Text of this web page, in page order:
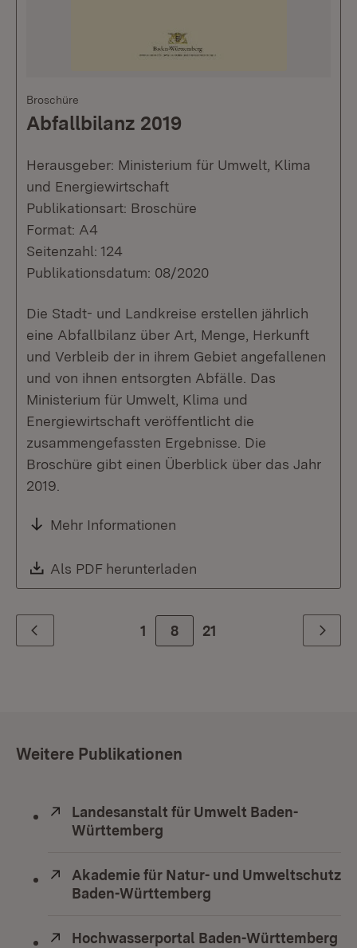
Broschüre
Abfallbilanz 2019
Herausgeber: Ministerium für Umwelt, Klima
und Energiewirtschaft
Publikationsart: Broschüre
Format: A4
Seitenzahl: 124
Publikationsdatum: 08/2020
Die Stadt- und Landkreise erstellen jährlich
eine Abfallbilanz über Art, Menge, Herkunft
und Verbleib der in ihrem Gebiet angefallenen
und von ihnen entsorgten Abfälle. Das
Ministerium für Umwelt, Klima und
Energiewirtschaft veröffentlicht die
zusammengefassten Ergebnisse. Die
Broschüre gibt einen Überblick über das Jahr
2019.
Mehr Informationen
Download:
Als PDF herunterladen
Zurück 1 Zur Seite
8 21 Weiter
Weitere Publikationen
Extern:
Landesanstalt für Umwelt Baden-
Württemberg
Extern:
Akademie für Natur- und Umweltschutz
Baden-Württemberg
Extern:
Hochwasserportal Baden-Württemberg